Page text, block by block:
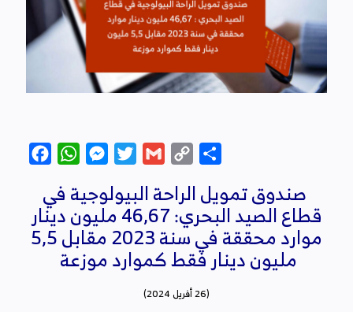
FacebookWhatsAppMessengerTwitterGmail
Copy
صندوق تمويل الراحة البيولوجية في
قطاع الصيد البحري: 46,67 مليون دينار
موارد محققة في سنة 2023 مقابل 5,5
مليون دينار فقط كموارد موزعة
(26 أفريل 2024)